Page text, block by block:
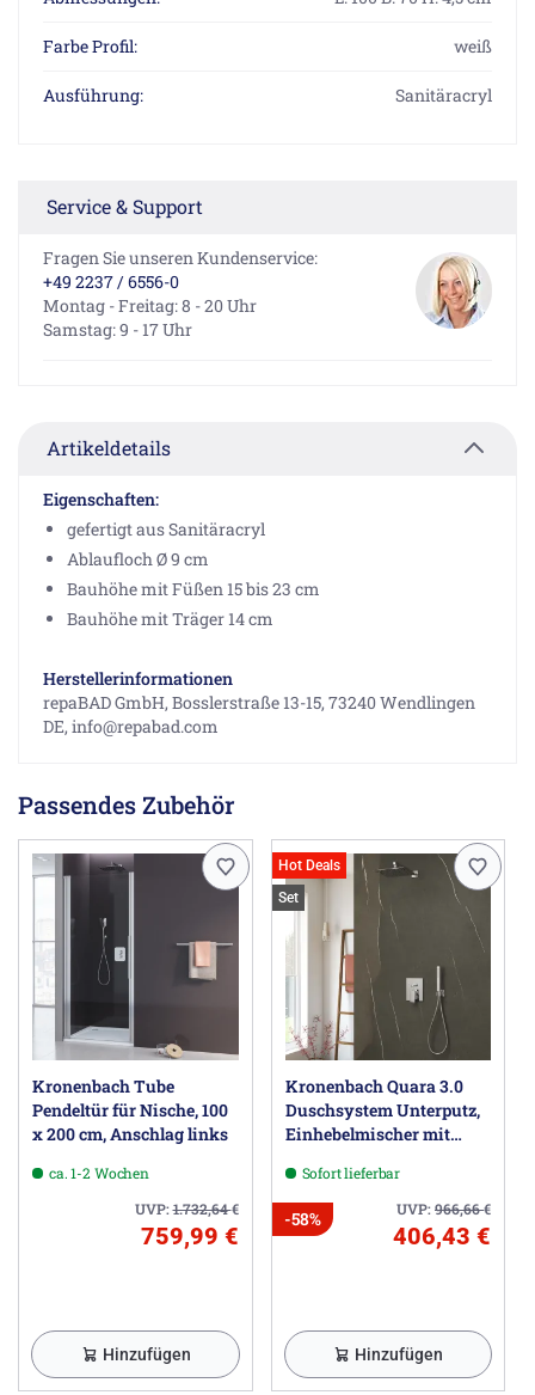
Farbe Profil: weiß
Ausführung: Sanitäracryl
Service & Support
Fragen Sie unseren Kundenservice:
+49 2237 / 6556-0
Montag - Freitag: 8 - 20 Uhr
Samstag: 9 - 17 Uhr
Artikeldetails
Eigenschaften:
gefertigt aus Sanitäracryl
Ablaufloch Ø 9 cm
Bauhöhe mit Füßen 15 bis 23 cm
Bauhöhe mit Träger 14 cm
Herstellerinformationen
repaBAD GmbH, Bosslerstraße 13-15, 73240 Wendlingen
DE, info@repabad.com
Passendes Zubehör
Kronenbach Tube
Pendeltür für Nische, 100
x 200 cm, Anschlag links
ca. 1-2 Wochen
UVP:1.732,64€
759,99 €
Hinzufügen
Hot Deals
Set
Kronenbach Quara 3.0
Duschsystem Unterputz,
Einhebelmischer mit
Sofort lieferbar
UVP:966,66€
-58%
406,43 €
Hinzufügen